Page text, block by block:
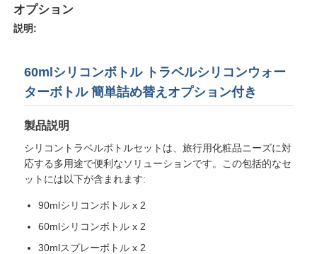
オプション
説明:
60mlシリコンボトル トラベルシリコンウォー
ターボトル 簡単詰め替えオプション付き
製品説明
シリコントラベルボトルセットは、旅行用化粧品ニーズに対
応する多用途で便利なソリューションです。この包括的なセ
ットには以下が含まれます:
90mlシリコンボトル x 2
60mlシリコンボトル x 2
30mlスプレーボトル x 2